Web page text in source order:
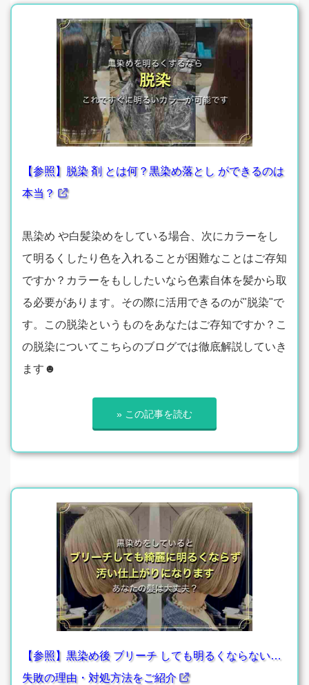
【参照】脱染 剤 とは何？黒染め落とし ができるのは
本当？
黒染め や白髪染めをしている場合、次にカラーをし
て明るくしたり色を入れることが困難なことはご存知
ですか？カラーをもししたいなら色素自体を髪から取
る必要があります。その際に活用できるのが"脱染"で
す。この脱染というものをあなたはご存知ですか？こ
の脱染についてこちらのブログでは徹底解説していき
ます☻
» この記事を読む
【参照】黒染め後 ブリーチ しても明るくならない…
失敗の理由・対処方法をご紹介